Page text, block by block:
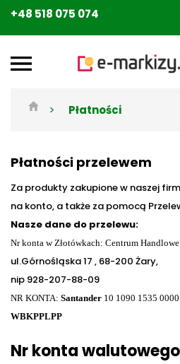
+48 518 075 074
> Płatności
Płatności przelewem
Za produkty zakupione w naszej
na konto, a także za pomocą
Nasze dane do przelewu:
Nr konta w Złotówkach: Centrum
ul.Górnośląska 17 , 68-200 Żary,
nip 928-207-88-09
NR KONTA: Santander 10 1090 1535
WBKPPLPP
Nr konta